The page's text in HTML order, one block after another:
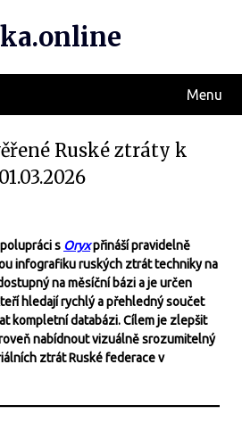
Menu
Ruské ztráty k
01.03.2026
s Oryxpřináší pravidelně
infografiku ruských ztrát techniky na
na měsíční bázi a je určen
hledají rychlý a přehledný součet
kompletní databázi. Cílem je zlepšit
nabídnout vizuálně srozumitelný
ztrát Ruské federace v